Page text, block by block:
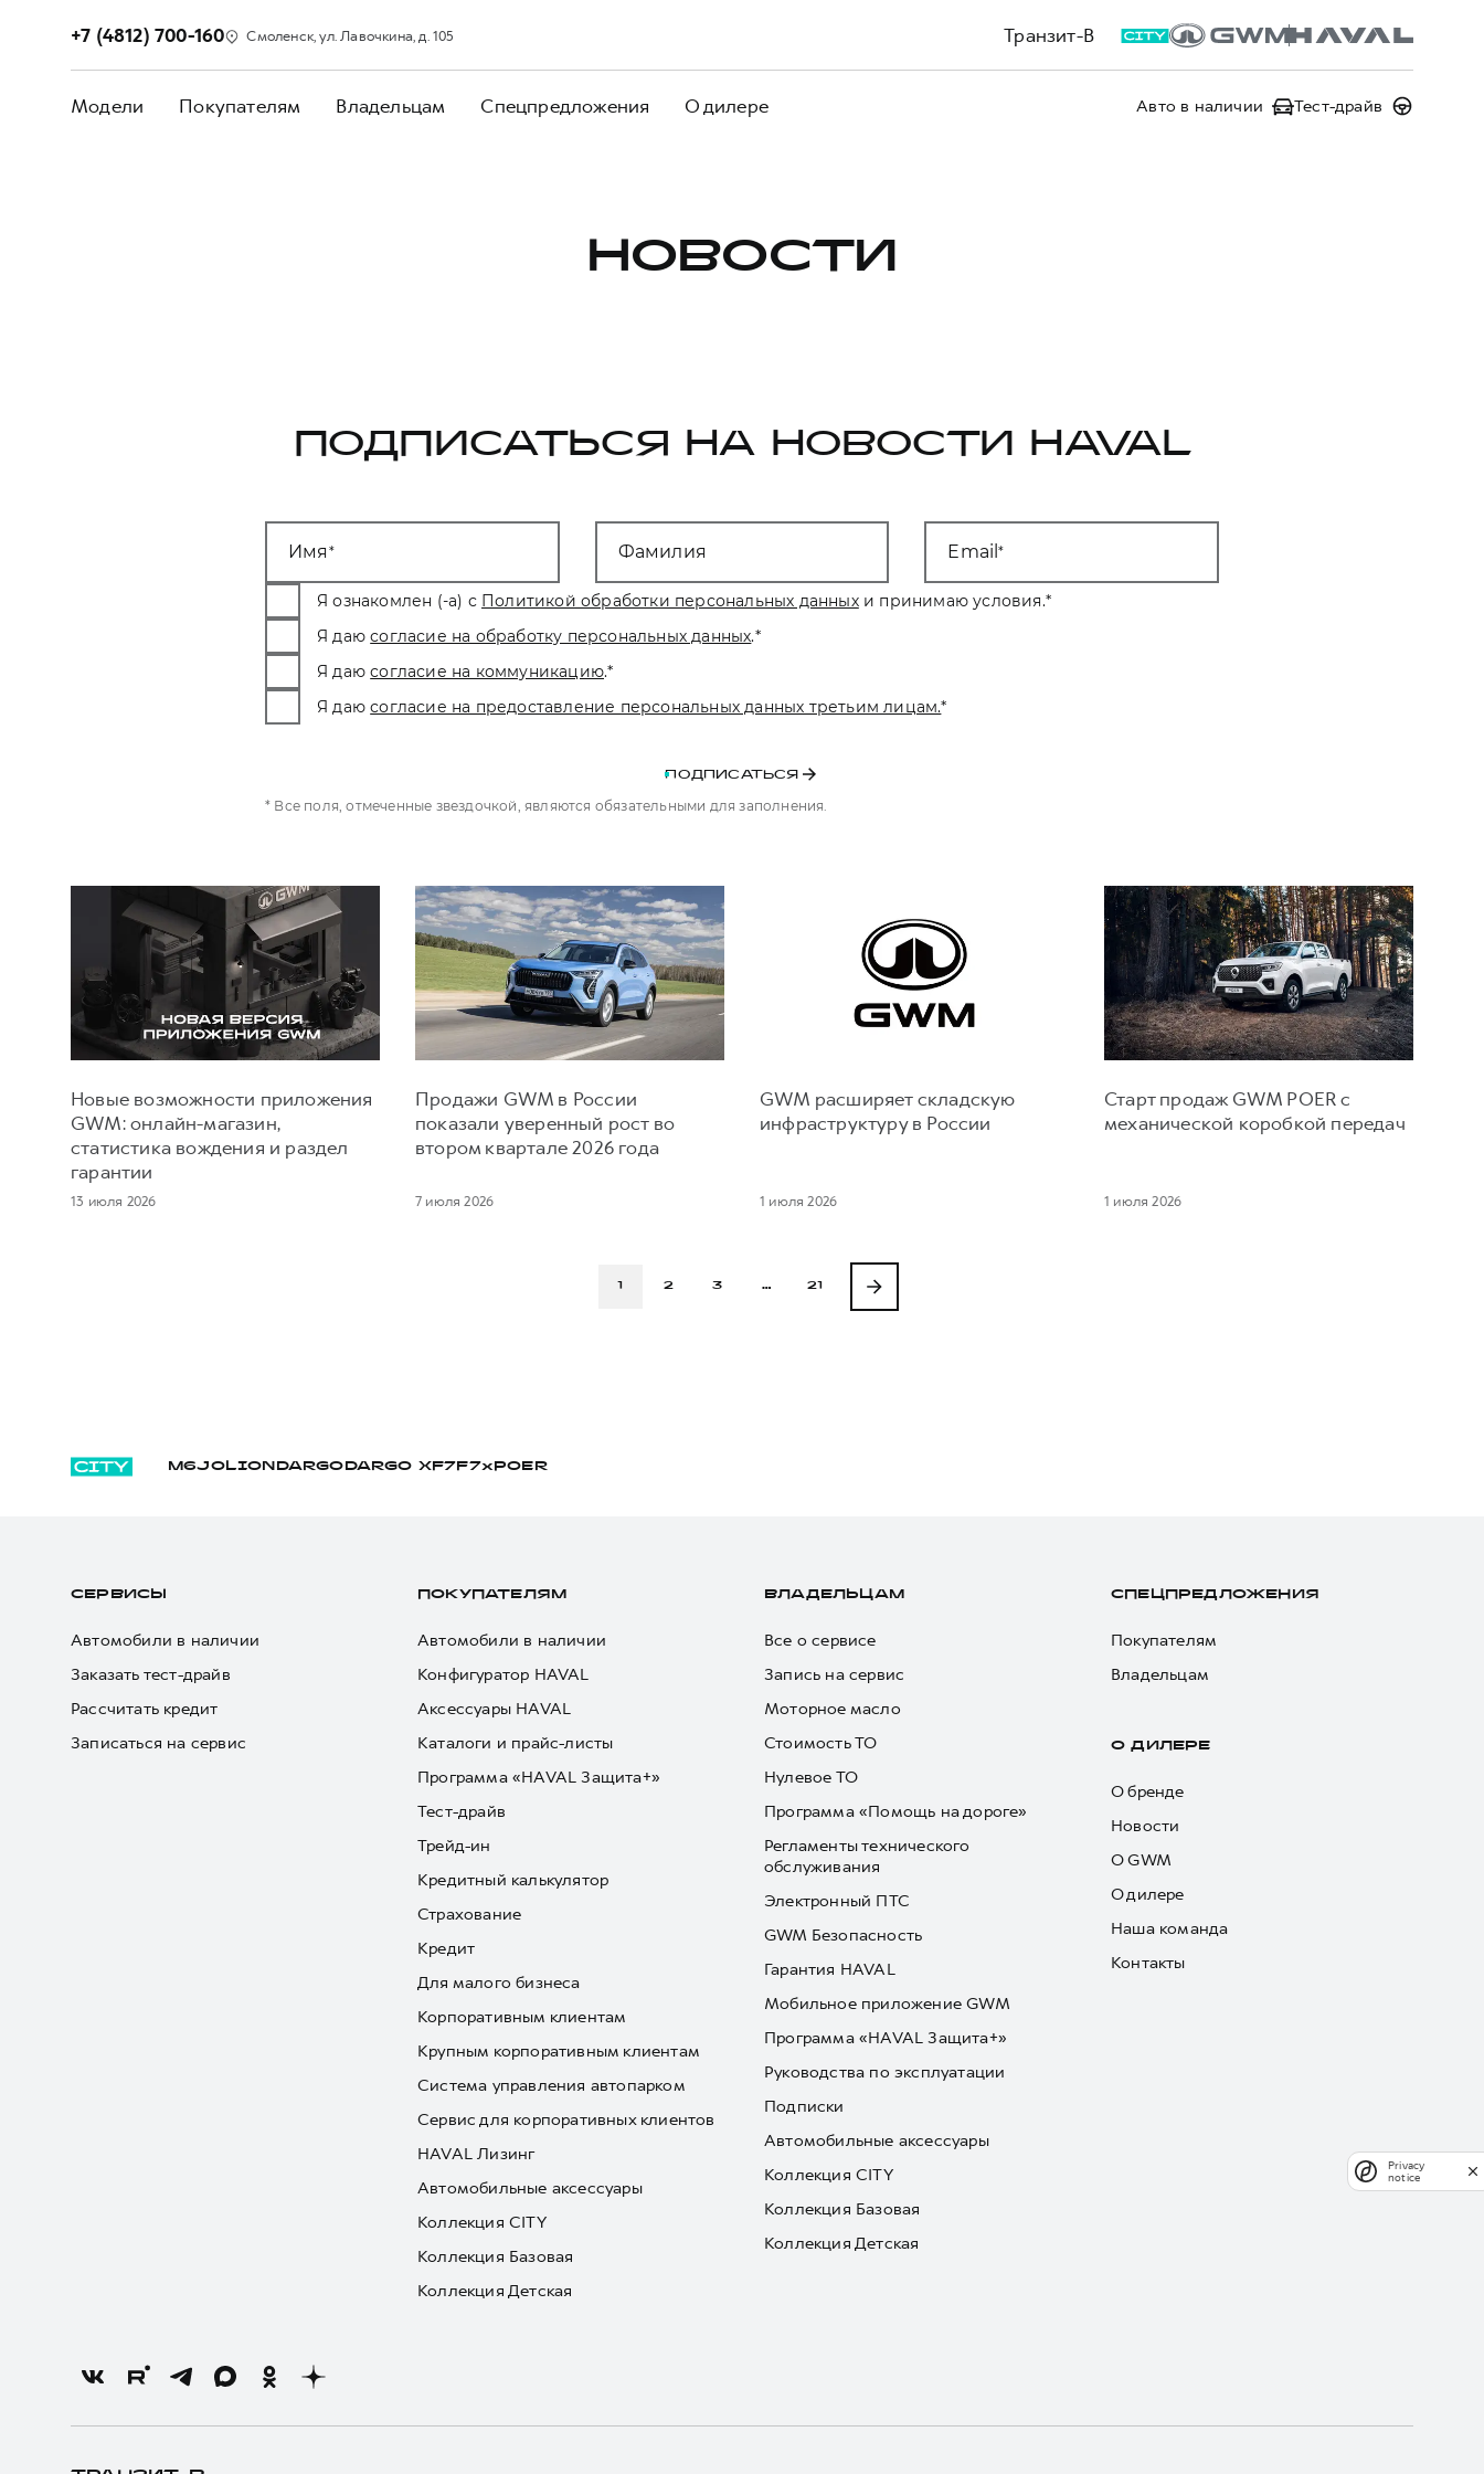
Транзит-В
+7 (4812) 700-160 Смоленск, ул. Лавочкина, д. 105
Модели Покупателям Владельцам Спецпредложения О дилере Авто в наличии Тест-драйв
НОВОСТИ
ПОДПИСАТЬСЯ НА НОВОСТИ HAVAL
Имя Фамилия Email
Я ознакомлен (-а) с Политикой обработки персональных данных и принимаю условия.*
Я даю согласие на обработку персональных данных.*
Я даю согласие на коммуникацию.*
Я даю согласие на предоставление персональных данных третьим лицам.*
ПОДПИСАТЬСЯ
* Все поля, отмеченные звездочкой, являются обязательными для заполнения.
Новые возможности приложения
GWM: онлайн-магазин,
статистика вождения и раздел
гарантии
13 июля 2026
Продажи GWM в России
показали уверенный рост во
втором квартале 2026 года
7 июля 2026
GWM расширяет складскую
инфраструктуру в России
1 июля 2026
Старт продаж GWM POER с
механической коробкой передач
1 июля 2026
1 2 3 … 21
M6JOLION DARGO DARGO Х F7 F7x POER
СЕРВИСЫ
Автомобили в наличии
Заказать тест-драйв
Рассчитать кредит
Записаться на сервис
ПОКУПАТЕЛЯМ
Автомобили в наличии
Конфигуратор HAVAL
Аксессуары HAVAL
Каталоги и прайс-листы
Программа «HAVAL Защита+»
Тест-драйв
Трейд-ин
Кредитный калькулятор
Страхование
Кредит
Для малого бизнеса
Корпоративным клиентам
Крупным корпоративным клиентам
Система управления автопарком
Сервис для корпоративных клиентов
HAVAL Лизинг
Автомобильные аксессуары
Коллекция CITY
Коллекция Базовая
Коллекция Детская
ВЛАДЕЛЬЦАМ
Все о сервисе
Запись на сервис
Моторное масло
Стоимость ТО
Нулевое ТО
Программа «Помощь на дороге»
Регламенты технического
обслуживания
Электронный ПТС
GWM Безопасность
Гарантия HAVAL
Мобильное приложение GWM
Программа «HAVAL Защита+»
Руководства по эксплуатации
Подписки
Автомобильные аксессуары
Коллекция CITY
Коллекция Базовая
Коллекция Детская
СПЕЦПРЕДЛОЖЕНИЯ
Покупателям
Владельцам
О ДИЛЕРЕ
О бренде
Новости
О GWM
О дилере
Наша команда
Контакты
Privacy
notice